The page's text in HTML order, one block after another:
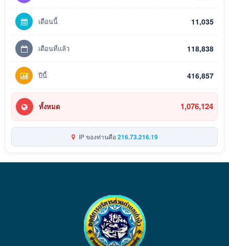
เดือนนี้ 11,035
เดือนที่แล้ว 118,838
ปีนี้ 416,857
ทั้งหมด 1,076,124
IP ของท่านคือ216.73.216.19